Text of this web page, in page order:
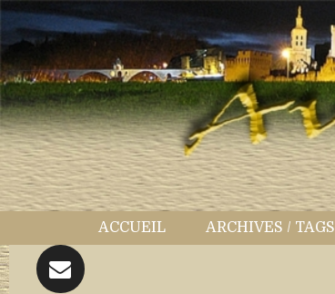
ACCUEIL ARCHIVES / TAGS